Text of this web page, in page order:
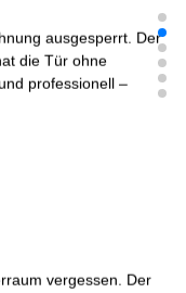
ausgesperrt. Der
die Tür ohne
professionell –
vergessen. Der